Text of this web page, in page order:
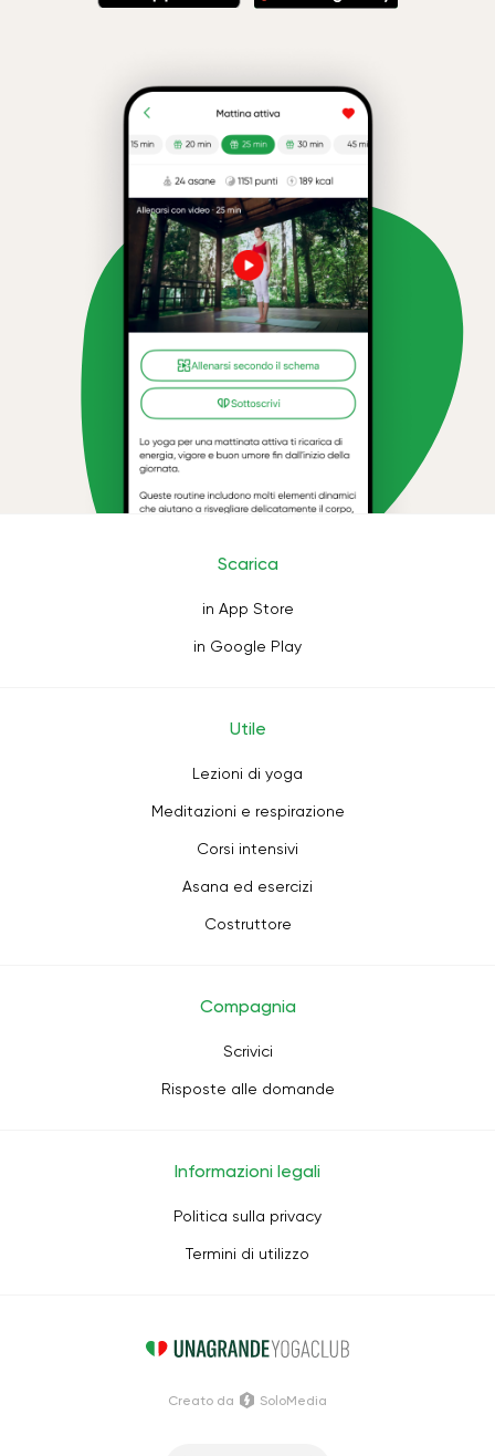
Scarica
in App Store
in Google Play
Utile
Lezioni di yoga
Meditazioni e respirazione
Corsi intensivi
Asana ed esercizi
Costruttore
Compagnia
Scrivici
Risposte alle domande
Informazioni legali
Politica sulla privacy
Termini di utilizzo
Creato da SoloMedia